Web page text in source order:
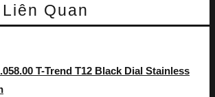
Quan
T-Trend T12 Black Dial Stainless